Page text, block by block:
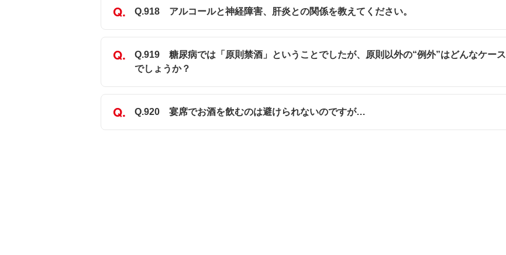
Q.918 アルコールと神経障害、肝炎との関係を教えてください。
Q.919 糖尿病では「原則禁酒」ということでしたが、原則以外の“例外”はどんなケース
でしょうか？
Q.920 宴席でお酒を飲むのは避けられないのですが…